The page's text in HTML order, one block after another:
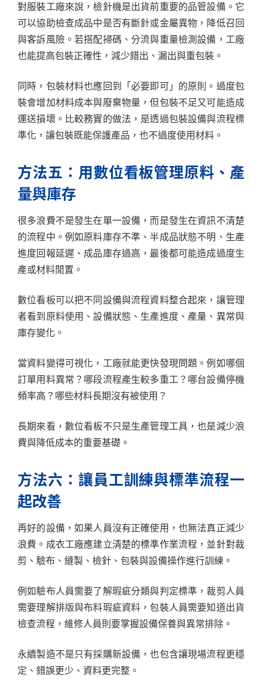
對服裝工廠來說，檢針機是出貨前重要的品管設備。它
可以協助檢查成品中是否有斷針或金屬異物，降低召回
與客訴風險。若搭配掃碼、分流與重量檢測設備，工廠
也能提高包裝正確性，減少錯出、漏出與重包裝。
同時，包裝材料也應回到「必要即可」的原則。過度包
裝會增加材料成本與廢棄物量，但包裝不足又可能造成
運送損壞。比較務實的做法，是透過包裝設備與流程標
準化，讓包裝既能保護產品，也不過度使用材料。
方法五：用數位看板管理原料、產
量與庫存
很多浪費不是發生在單一設備，而是發生在資訊不清楚
的流程中。例如原料庫存不準、半成品狀態不明、生產
進度回報延遲、成品庫存過高，最後都可能造成過度生
產或材料閒置。
數位看板可以把不同設備與流程資料整合起來，讓管理
者看到原料使用、設備狀態、生產進度、產量、異常與
庫存變化。
當資料變得可視化，工廠就能更快發現問題。例如哪個
訂單用料異常？哪段流程產生較多重工？哪台設備停機
頻率高？哪些材料長期沒有被使用？
長期來看，數位看板不只是生產管理工具，也是減少浪
費與降低成本的重要基礎。
方法六：讓員工訓練與標準流程一
起改善
再好的設備，如果人員沒有正確使用，也無法真正減少
浪費。成衣工廠應建立清楚的標準作業流程，並針對裁
剪、驗布、縫製、檢針、包裝與設備操作進行訓練。
例如驗布人員需要了解瑕疵分類與判定標準，裁剪人員
需要理解排版與布料瑕疵資料，包裝人員需要知道出貨
檢查流程，維修人員則要掌握設備保養與異常排除。
永續製造不是只有採購新設備，也包含讓現場流程更穩
定、錯誤更少、資料更完整。